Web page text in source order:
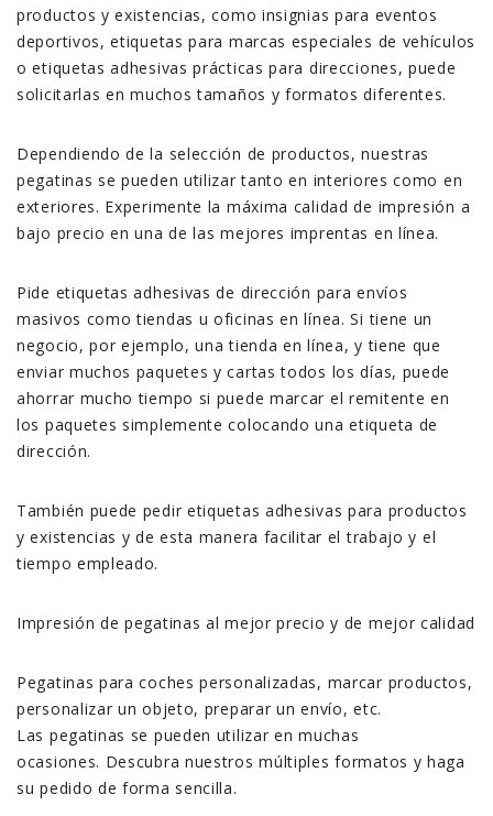
productos y existencias, como insignias para eventos
deportivos, etiquetas para marcas especiales de vehículos
o etiquetas adhesivas prácticas para direcciones, puede
solicitarlas en muchos tamaños y formatos diferentes.
Dependiendo de la selección de productos, nuestras
pegatinas se pueden utilizar tanto en interiores como en
exteriores. Experimente la máxima calidad de impresión a
bajo precio en una de las mejores imprentas en línea.
Pide etiquetas adhesivas de dirección para envíos
masivos como tiendas u oficinas en línea. Si tiene un
negocio, por ejemplo, una tienda en línea, y tiene que
enviar muchos paquetes y cartas todos los días, puede
ahorrar mucho tiempo si puede marcar el remitente en
los paquetes simplemente colocando una etiqueta de
dirección.
También puede pedir etiquetas adhesivas para productos
y existencias y de esta manera facilitar el trabajo y el
tiempo empleado.
Impresión de pegatinas al mejor precio y de mejor calidad
Pegatinas para coches personalizadas, marcar productos,
personalizar un objeto, preparar un envío, etc.
Las pegatinas se pueden utilizar en muchas
ocasiones. Descubra nuestros múltiples formatos y haga
su pedido de forma sencilla.